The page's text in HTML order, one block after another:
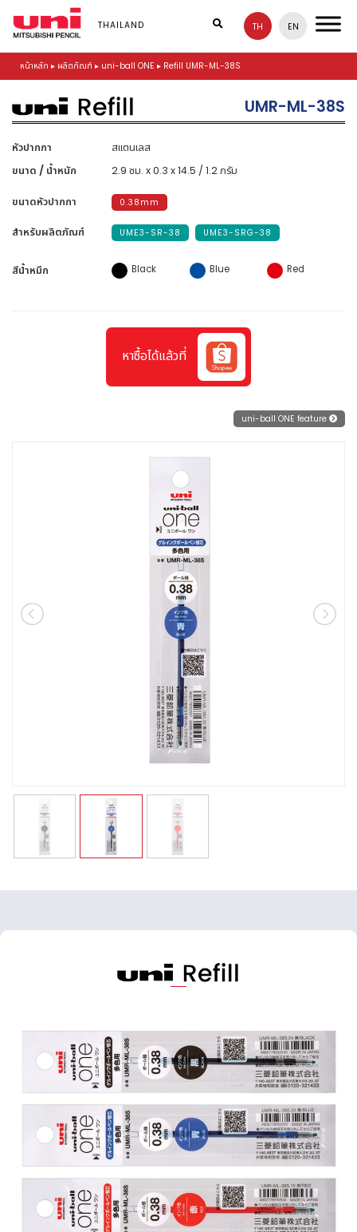
p
o
THAILAND TH EN
หน้าหลัก ▸ ผลิตภัณฑ์ ▸ uni-ball ONE ▸ Refill UMR-ML-38S
UMR-ML-38S
หัวปากกา
สแตนเลส
ขนาด / น้ำหนัก
2.9 ซม. x 0.3 x 14.5 / 1.2 กรัม
ขนาดหัวปากกา 0.38mm
สำหรับผลิตภัณฑ์ UME3-SR-38 UME3-SRG-38
สีน้ำหมึก Black Blue Red
หาซื้อได้แล้วที่
uni-ball ONE feature